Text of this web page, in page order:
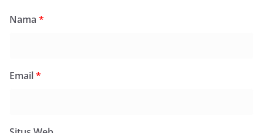
Nama *
Email*